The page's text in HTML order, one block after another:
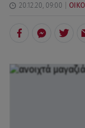
20.12.20, 09:00